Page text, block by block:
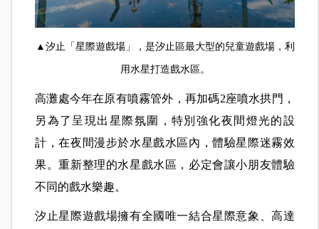
▲汐止「星際遊戲場」，是汐止區最大型的兒童遊戲場，利
用水星打造戲水區。
高灘處今年在原有噴霧管外，再加碼2座噴水拱門，
另為了呈現出星際氛圍，特別強化夜間燈光的設
計，在夜間漫步於水星戲水區內，體驗星際迷霧效
果。重新整理的水星戲水區，必定會讓小朋友體驗
不同的戲水樂趣。
汐止星際遊戲場擁有全國唯一結合星際意象、高達